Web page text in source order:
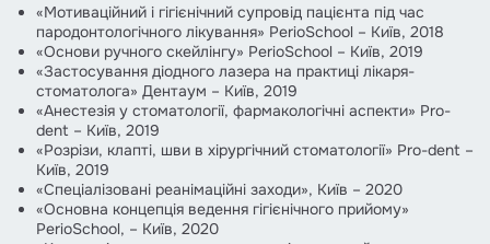
«Мотиваційний і гігієнічний супровід пацієнта під час
пародонтологічного лікування» PerioSchool – Київ, 2018
«Основи ручного скейлінгу» PerioSchool – Київ, 2019
«Застосування діодного лазера на практиці лікаря-
стоматолога» Дентаум – Київ, 2019
«Анестезія у стоматології, фармакологічні аспекти» Pro-
dent – Київ, 2019
«Розрізи, клапті, шви в хірургічний стоматології» Pro-dent –
Київ, 2019
«Спеціалізовані реанімаційні заходи», Київ – 2020
«Основна концепція ведення гігієнічного прийому»
PerioSchool, – Київ, 2020